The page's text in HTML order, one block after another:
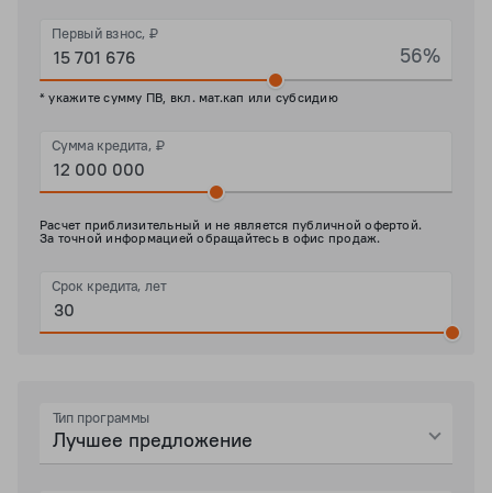
Первый взнос, ₽
56%
* укажите сумму ПВ, вкл. мат.кап или субсидию
Сумма кредита, ₽
Расчет приблизительный и не является публичной офертой.
За точной информацией обращайтесь в офис продаж.
Срок кредита, лет
Тип программы
Лучшее предложение